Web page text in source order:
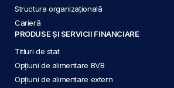
Structura organizațională
Carieră
PRODUSE ȘI SERVICII FINANCIARE
Titluri de stat
Opțiuni de alimentare BVB
Opțiuni de alimentare extern